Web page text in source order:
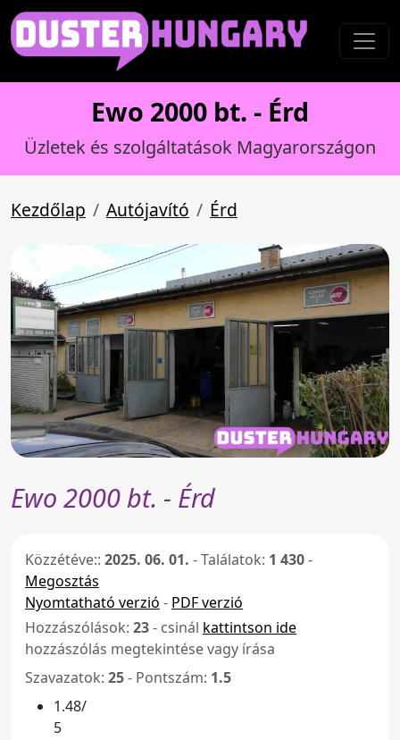
Ewo 2000 bt. - Érd
Üzletek és szolgáltatások Magyarországon
Kezdőlap Autójavító Érd
Ewo 2000 bt. - Érd
Közzétéve:: 2025. 06. 01. -Találatok: 1 430-
Megosztás
Nyomtatható verzió - PDF verzió
Hozzászólások: 23- csinál kattintson ide
hozzászólás megtekintése vagy írása
Szavazatok: 25- Pontszám: 1.5
1.48/
5